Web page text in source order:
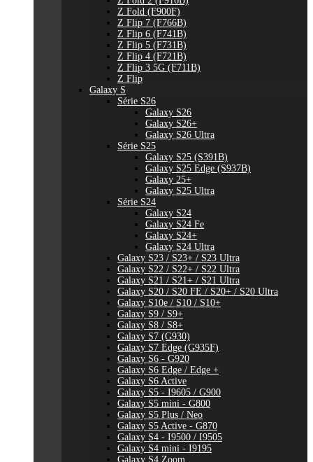
Z Fold (F900F)
Z Flip 7 (F766B)
Z Flip 6 (F741B)
Z Flip 5 (F731B)
Z Flip 4 (F721B)
Z Flip 3 5G (F711B)
Z Flip
Galaxy S
Série S26
Galaxy S26
Galaxy S26+
Galaxy S26 Ultra
Série S25
Galaxy S25 (S391B)
Galaxy S25 Edge (S937B)
Galaxy 25+
Galaxy S25 Ultra
Série S24
Galaxy S24
Galaxy S24 Fe
Galaxy S24+
Galaxy S24 Ultra
Galaxy S23 / S23+ / S23 Ultra
Galaxy S22 / S22+ / S22 Ultra
Galaxy S21 / S21+ / S21 Ultra
Galaxy S20 / S20 FE / S20+ / S20 Ultra
Galaxy S10e / S10 / S10+
Galaxy S9 / S9+
Galaxy S8 / S8+
Galaxy S7 (G930)
Galaxy S7 Edge (G935F)
Galaxy S6 - G920
Galaxy S6 Edge / Edge +
Galaxy S6 Active
Galaxy S5 - I9605 / G900
Galaxy S5 mini - G800
Galaxy S5 Plus / Neo
Galaxy S5 Active - G870
Galaxy S4 - I9500 / I9505
Galaxy S4 mini - I9195
Galaxy S4 Zoom